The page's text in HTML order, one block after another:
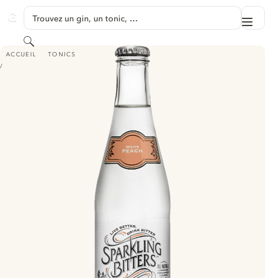
GINVENTORY
Trouvez un gin, un tonic, …
Rechercher
ACCUEIL TONICS
SPARKLING BITTERS TONIC - WHITE PEACH